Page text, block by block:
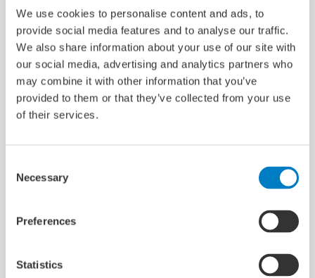
We use cookies to personalise content and ads, to
provide social media features and to analyse our traffic.
We also share information about your use of our site with
our social media, advertising and analytics partners who
may combine it with other information that you’ve
provided to them or that they’ve collected from your use
of their services.
Selection
Necessary
Preferences
Statistics
dynamische, internationale wereld.
Tijdens deze opleiding word je zowel opgeleid tot
stuurman en werktuigkundige. Als stuurman werk je op de
burg, hier zet je de koers uit en houd je het drukke
scheepvaartverkeer in de gaten. Als werktuigkundige
onderhoud je de machines en motoren in de
machinekamer.
Situaties op zee en in de haven worden levensecht
machinekamersimulatoren. Na het behalen van deze
opleiding heb jij zicht op een mooie toekomst met
mooi startsalaris.